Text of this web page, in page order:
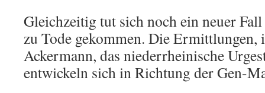
Gleichzeitig tut sich noch ein neuer
zu Tode gekommen. Die Ermittlungen,
Ackermann, das niederrheinische
entwickeln sich in Richtung der Gen-